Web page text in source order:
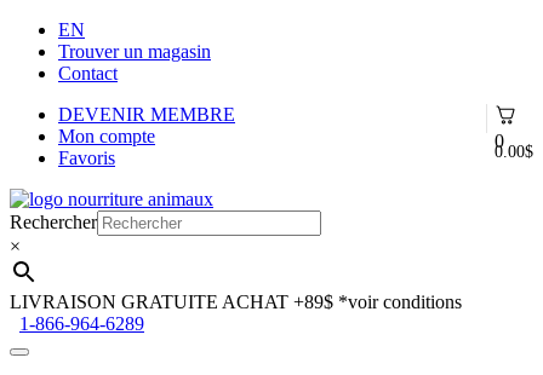
EN
Trouver un magasin
Contact
0
0.00$
DEVENIR MEMBRE
Mon compte
Favoris
Aller
à
la
navigation
Aller
au
contenu
Rechercher
×
LIVRAISON GRATUITE ACHAT +89$ *voir conditions
1-866-964-6289